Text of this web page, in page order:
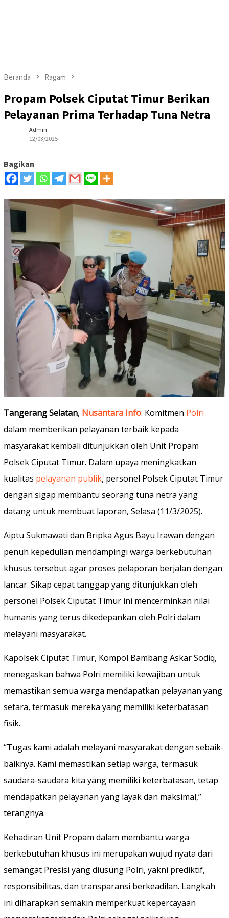
Beranda Ragam
Propam Polsek Ciputat Timur Berikan
Pelayanan Prima Terhadap Tuna Netra
Admin
12/03/2025
Bagikan
Tangerang Selatan, Nusantara Info: Komitmen Polri
dalam memberikan pelayanan terbaik kepada
masyarakat kembali ditunjukkan oleh Unit Propam
Polsek Ciputat Timur. Dalam upaya meningkatkan
kualitas pelayanan publik, personel Polsek Ciputat Timur
dengan sigap membantu seorang tuna netra yang
datang untuk membuat laporan, Selasa (11/3/2025).
Aiptu Sukmawati dan Bripka Agus Bayu Irawan dengan
penuh kepedulian mendampingi warga berkebutuhan
khusus tersebut agar proses pelaporan berjalan dengan
lancar. Sikap cepat tanggap yang ditunjukkan oleh
personel Polsek Ciputat Timur ini mencerminkan nilai
humanis yang terus dikedepankan oleh Polri dalam
melayani masyarakat.
Kapolsek Ciputat Timur, Kompol Bambang Askar Sodiq,
menegaskan bahwa Polri memiliki kewajiban untuk
memastikan semua warga mendapatkan pelayanan yang
setara, termasuk mereka yang memiliki keterbatasan
fisik.
“Tugas kami adalah melayani masyarakat dengan sebaik-
baiknya. Kami memastikan setiap warga, termasuk
saudara-saudara kita yang memiliki keterbatasan, tetap
mendapatkan pelayanan yang layak dan maksimal,”
terangnya.
Kehadiran Unit Propam dalam membantu warga
berkebutuhan khusus ini merupakan wujud nyata dari
semangat Presisi yang diusung Polri, yakni prediktif,
responsibilitas, dan transparansi berkeadilan. Langkah
ini diharapkan semakin memperkuat kepercayaan